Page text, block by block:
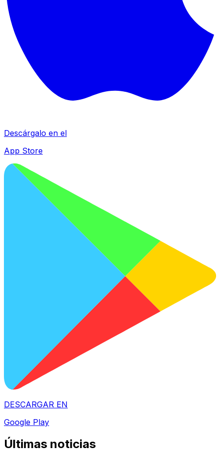
Descárgalo en el
App Store
DESCARGAR EN
Google Play
Últimas noticias